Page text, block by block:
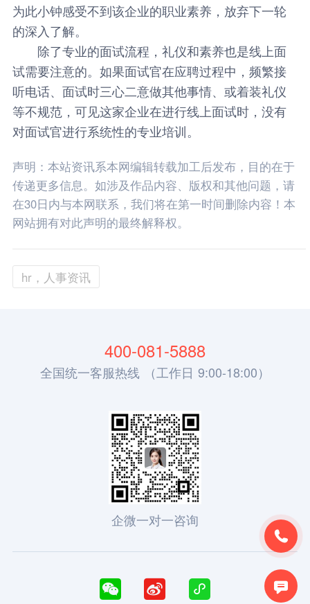
为此小钟感受不到该企业的职业素养，放弃下一轮
的深入了解。
除了专业的面试流程，礼仪和素养也是线上面
试需要注意的。如果面试官在应聘过程中，频繁接
听电话、面试时三心二意做其他事情、或着装礼仪
等不规范，可见这家企业在进行线上面试时，没有
对面试官进行系统性的专业培训。
声明：本站资讯系本网编辑转载加工后发布，目的在于
传递更多信息。如涉及作品内容、版权和其他问题，请
在30日内与本网联系，我们将在第一时间删除内容！本
网站拥有对此声明的最终解释权。
hr，人事资讯


400-081-5888
全国统一客服热线 （工作日 9:00-18:00）
企微一对一咨询
  